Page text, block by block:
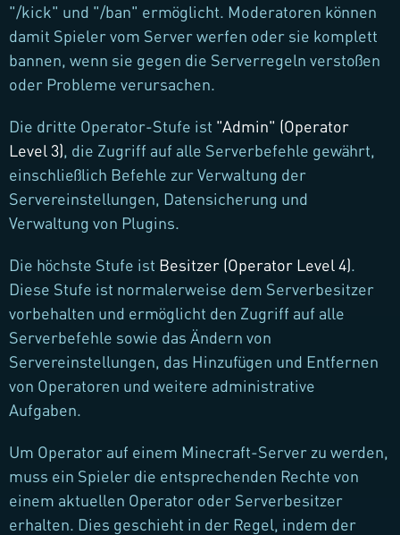
"/kick" und "/ban" ermöglicht. Moderatoren können
damit Spieler vom Server werfen oder sie komplett
bannen, wenn sie gegen die Serverregeln verstoßen
oder Probleme verursachen.
Die dritte Operator-Stufe ist "Admin" (Operator
Level 3), die Zugriff auf alle Serverbefehle gewährt,
einschließlich Befehle zur Verwaltung der
Servereinstellungen, Datensicherung und
Verwaltung von Plugins.
Die höchste Stufe ist Besitzer (Operator Level 4).
Diese Stufe ist normalerweise dem Serverbesitzer
vorbehalten und ermöglicht den Zugriff auf alle
Serverbefehle sowie das Ändern von
Servereinstellungen, das Hinzufügen und Entfernen
von Operatoren und weitere administrative
Aufgaben.
Um Operator auf einem Minecraft-Server zu werden,
muss ein Spieler die entsprechenden Rechte von
einem aktuellen Operator oder Serverbesitzer
erhalten. Dies geschieht in der Regel, indem der